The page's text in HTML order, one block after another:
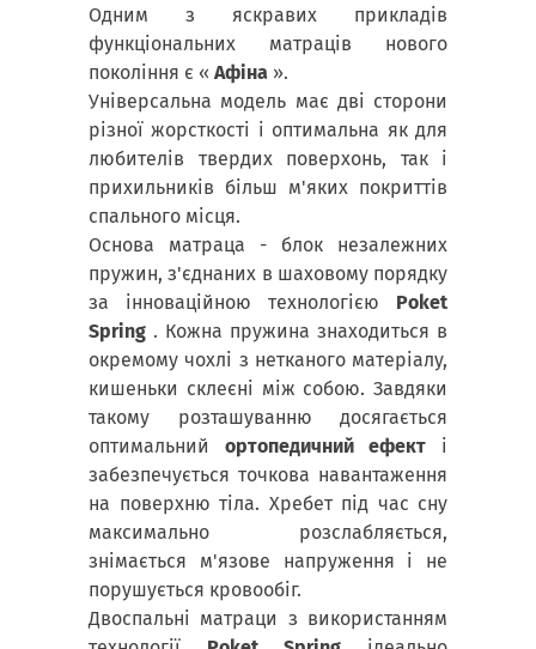
Одним з яскравих прикладів
функціональних матраців нового
покоління є « Афіна ».
Універсальна модель має дві сторони
різної жорсткості і оптимальна як для
любителів твердих поверхонь, так і
прихильників більш м'яких покриттів
спального місця.
Основа матраца - блок незалежних
пружин, з'єднаних в шаховому порядку
за інноваційною технологією Poket
Spring . Кожна пружина знаходиться в
окремому чохлі з нетканого матеріалу,
кишеньки склеєні між собою. Завдяки
такому розташуванню досягається
оптимальний ортопедичний ефект і
забезпечується точкова навантаження
на поверхню тіла. Хребет під час сну
максимально розслабляється,
знімається м'язове напруження і не
порушується кровообіг.
Двоспальні матраци з використанням